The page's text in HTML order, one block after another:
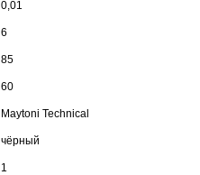
0,01
6
85
60
Maytoni Technical
чёрный
1